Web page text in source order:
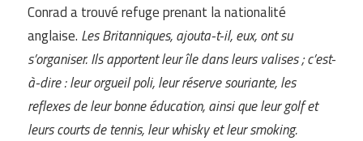
Conrad a trouvé refuge prenant la nationalité
anglaise. Les Britanniques, ajouta-t-il, eux, ont su
s’organiser. Ils apportent leur île dans leurs valises ; c’est-
à-dire : leur orgueil poli, leur réserve souriante, les
reflexes de leur bonne éducation, ainsi que leur golf et
leurs courts de tennis, leur whisky et leur smoking.